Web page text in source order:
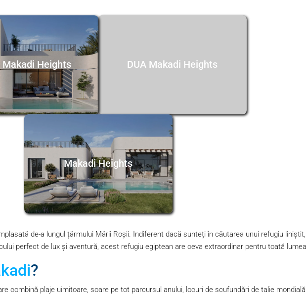
Makadi Heights DUA Makadi Heights
Makadi Heights
de-a lungul țărmului Mării Roșii. Indiferent dacă sunteți în căutarea unui refugiu
perfect de lux și aventură, acest refugiu egiptean are ceva extraordinar pentru toată
?
combină plaje uimitoare, soare pe tot parcursul anului, locuri de scufundări de talie